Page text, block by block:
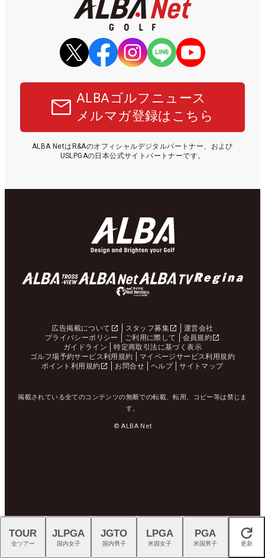
ALBAゴルフニュース
メルマガ登録はこちら
ALBA NetはR&Aのオフィシャルデジタルパートナー、および
USLPGAの日本公式サイトパートナーです。
広告掲載について スタッフ募集
運営会社
プライバシーポリシー
ご利用に際して
会員規約
ガイドライン
特定商取引法に基づく表示
ゴルフ場予約サービス利用規約
マイページサービス利用規約
ポイント利用規約
お問合せ ヘルプ サイトマップ
掲載されている全てのコンテンツの無断での転載、転用、コピー等は禁じま
す。
© ALBA Net
閉じる
TOUR
全ツアー
JLPGA
国内女子
JGTO
国内男子
LPGA
米国女子
PGA
米国男子 更新